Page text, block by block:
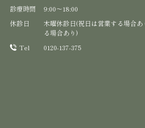
診療時間
9:00〜18:00
休診日
木曜休診日(祝日は営業する場合
る場合あり)
Tel
0120-137-375